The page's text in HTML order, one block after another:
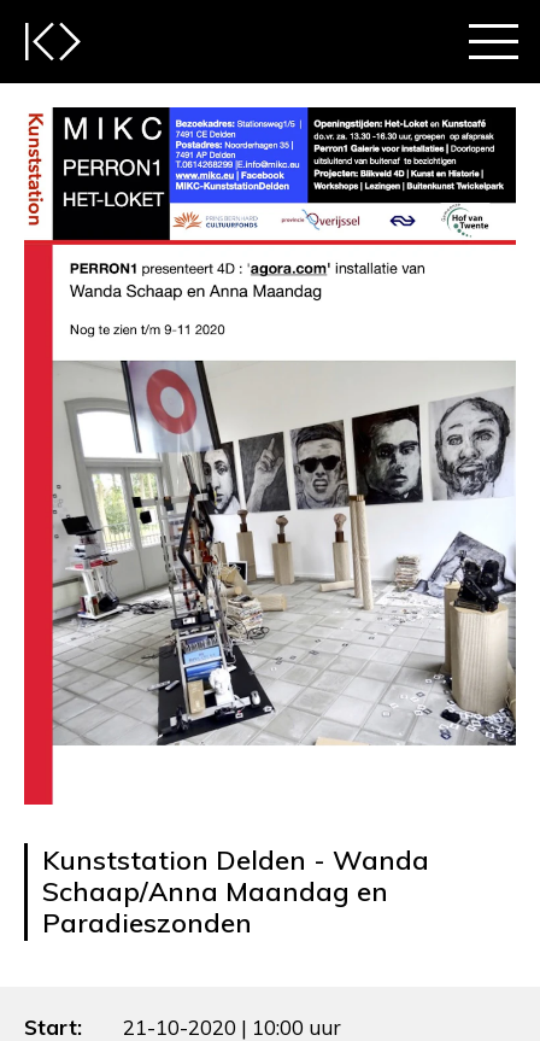
Kunststation Delden - Wanda
Schaap/Anna Maandag en
Paradieszonden
Start:
21-10-2020 | 10:00 uur